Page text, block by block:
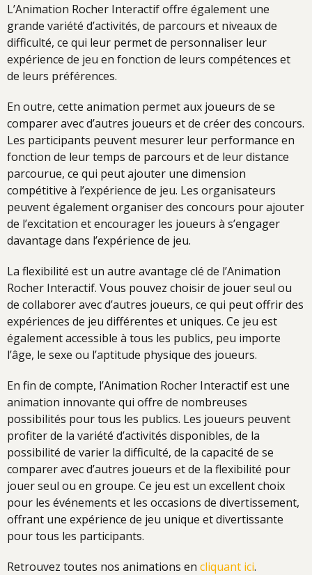
L’Animation Rocher Interactif offre également une
grande variété d’activités, de parcours et niveaux de
difficulté, ce qui leur permet de personnaliser leur
expérience de jeu en fonction de leurs compétences et
de leurs préférences.
En outre, cette animation permet aux joueurs de se
comparer avec d’autres joueurs et de créer des concours.
Les participants peuvent mesurer leur performance en
fonction de leur temps de parcours et de leur distance
parcourue, ce qui peut ajouter une dimension
compétitive à l’expérience de jeu. Les organisateurs
peuvent également organiser des concours pour ajouter
de l’excitation et encourager les joueurs à s’engager
davantage dans l’expérience de jeu.
La flexibilité est un autre avantage clé de l’Animation
Rocher Interactif. Vous pouvez choisir de jouer seul ou
de collaborer avec d’autres joueurs, ce qui peut offrir des
expériences de jeu différentes et uniques. Ce jeu est
également accessible à tous les publics, peu importe
l’âge, le sexe ou l’aptitude physique des joueurs.
En fin de compte, l’Animation Rocher Interactif est une
animation innovante qui offre de nombreuses
possibilités pour tous les publics. Les joueurs peuvent
profiter de la variété d’activités disponibles, de la
possibilité de varier la difficulté, de la capacité de se
comparer avec d’autres joueurs et de la flexibilité pour
jouer seul ou en groupe. Ce jeu est un excellent choix
pour les événements et les occasions de divertissement,
offrant une expérience de jeu unique et divertissante
pour tous les participants.
Retrouvez toutes nos animations en cliquant ici.